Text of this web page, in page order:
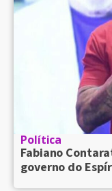
Política
Fabiano
governo do